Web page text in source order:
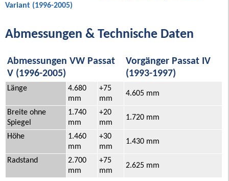
Variant (1996-2005)
Abmessungen & Technische Daten
Abmessungen VW Passat
V (1996-2005)
Vorgänger Passat IV
(1993-1997)
Länge
4.680
mm
+75
mm
4.605 mm
Breite ohne
Spiegel
1.740
mm
+20
mm
1.720 mm
Höhe
1.460
mm
+30
mm
1.430 mm
Radstand
2.700
mm
+75
mm
2.625 mm